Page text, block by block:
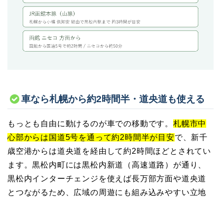
車なら札幌から約2時間半・道央道も使える
もっとも自由に動けるのが車での移動です。 札幌市中
心部からは国道5号を通って約2時間半が目安で、新千
歳空港からは道央道を経由して約2時間ほどとされてい
ます。黒松内町には黒松内新道（高速道路）が通り、
黒松内インターチェンジを使えば長万部方面や道央道
とつながるため、広域の周遊にも組み込みやすい立地